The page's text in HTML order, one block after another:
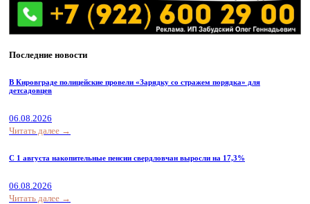
Последние новости
В Кировграде полицейские провели «Зарядку со стражем порядка» для
детсадовцев
06.08.2026
Читать далее →
С 1 августа накопительные пенсии свердловчан выросли на 17,3%
06.08.2026
Читать далее →